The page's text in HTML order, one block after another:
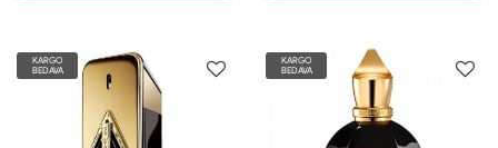
KARGO
BEDAVA
KARGO
BEDAVA